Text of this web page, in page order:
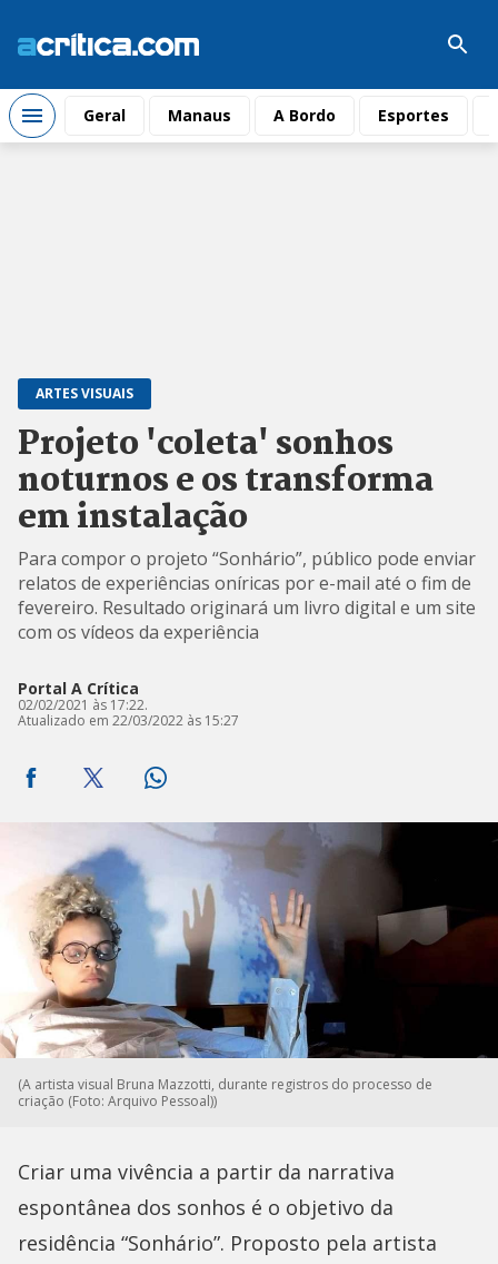
Geral Manaus A Bordo Esportes
ARTES VISUAIS
Projeto 'coleta' sonhos
noturnos e os transforma
em instalação
Para compor o projeto “Sonhário”, público pode enviar
relatos de experiências oníricas por e-mail até o fim de
fevereiro. Resultado originará um livro digital e um site
com os vídeos da experiência
Portal A Crítica
02/02/2021 às 17:22.
Atualizado em 22/03/2022 às 15:27
(A artista visual Bruna Mazzotti, durante registros do processo de
criação (Foto: Arquivo Pessoal))
Criar uma vivência a partir da narrativa
espontânea dos sonhos é o objetivo da
residência “Sonhário”. Proposto pela artista